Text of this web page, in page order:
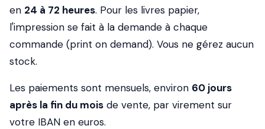
en 24 à 72 heures. Pour les livres papier,
l'impression se fait à la demande à chaque
commande (print on demand). Vous ne gérez aucun
stock.
Les paiements sont mensuels, environ 60 jours
après la fin du mois de vente, par virement sur
votre IBAN en euros.